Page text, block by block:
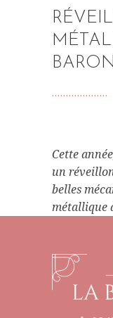
Cette
un
belles
métallique